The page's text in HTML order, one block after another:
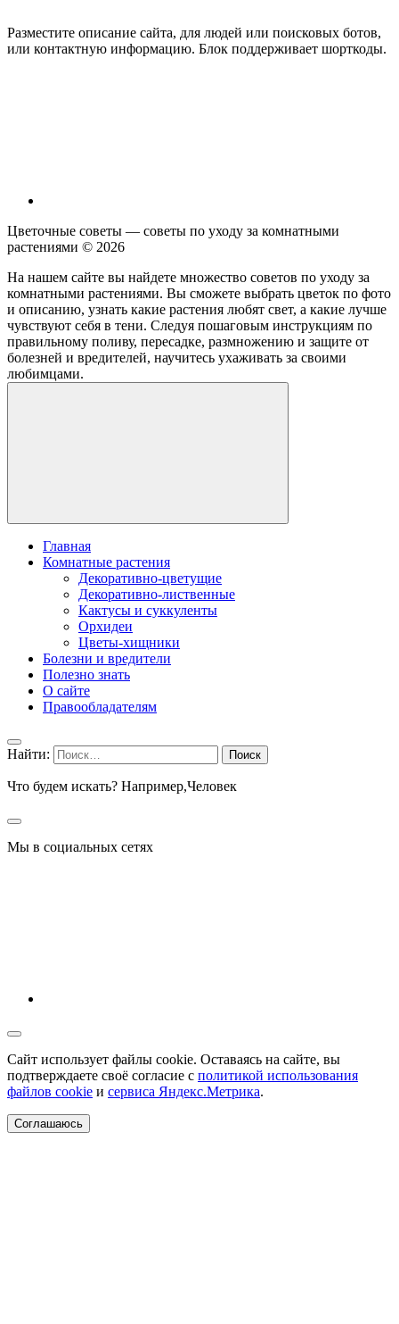
Разместите описание сайта, для людей или поисковых ботов,
или контактную информацию. Блок поддерживает шорткоды.
Цветочные советы — советы по уходу за комнатными
растениями © 2026
На нашем сайте вы найдете множество советов по уходу за
комнатными растениями. Вы сможете выбрать цветок по фото
и описанию, узнать какие растения любят свет, а какие лучше
чувствуют себя в тени. Следуя пошаговым инструкциям по
правильному поливу, пересадке, размножению и защите от
болезней и вредителей, научитесь ухаживать за своими
любимцами.
Главная
Комнатные растения
Декоративно-цветущие
Декоративно-лиственные
Кактусы и суккуленты
Орхидеи
Цветы-хищники
Болезни и вредители
Полезно знать
О сайте
Правообладателям
Найти:
Что будем искать? Например,Человек
Мы в социальных сетях
Сайт использует файлы cookie. Оставаясь на сайте, вы
подтверждаете своё согласие с политикой использования
файлов cookie и сервиса Яндекс.Метрика.
Соглашаюсь